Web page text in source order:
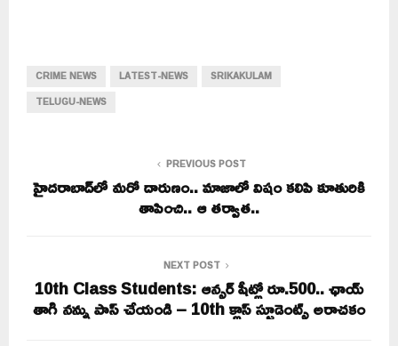
CRIME NEWS LATEST-NEWS
SRIKAKULAM
TELUGU-NEWS
PREVIOUS POST
హైదరాబాద్‌లో మరో దారుణం.. మాజాలో విషం కలిపి కూతురికి
తాపించి.. ఆ తర్వాత..
NEXT POST
10th Class Students: ఆన్సర్ షీట్లో రూ.500.. ఛాయ్‌
తాగి నన్ను పాస్‌ చేయండి – 10th క్లాస్ స్టూడెంట్స్ అరాచకం